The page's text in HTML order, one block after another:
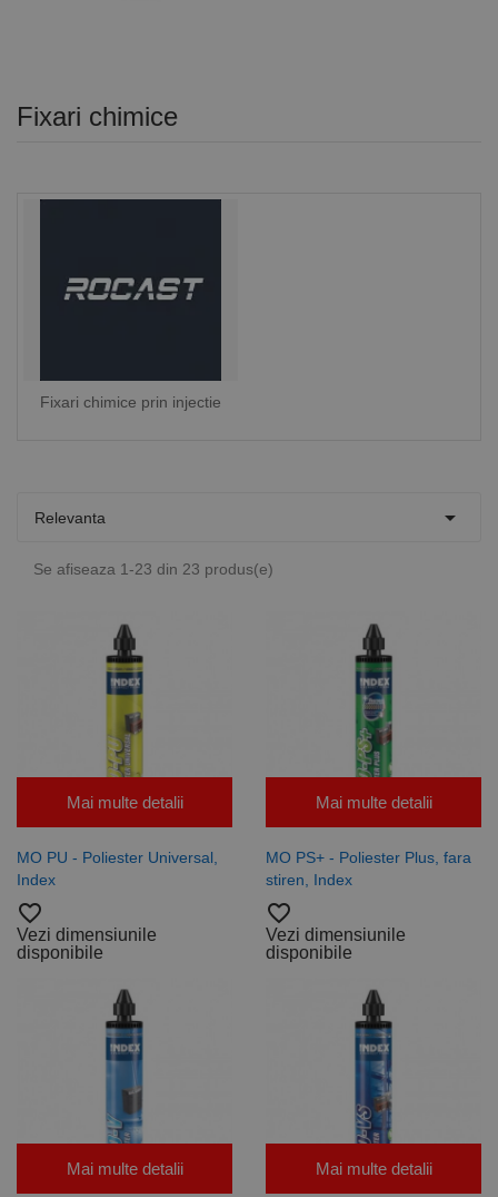
Fixari chimice
Fixari chimice prin injectie
Relevanta 
Se afiseaza 1-23 din 23 produs(e)
Mai multe detalii
MO PU - Poliester Universal,
Index
favorite_border
Vezi dimensiunile
disponibile
Mai multe detalii
MO PS+ - Poliester Plus, fara
stiren, Index
favorite_border
Vezi dimensiunile
disponibile
Mai multe detalii Mai multe detalii